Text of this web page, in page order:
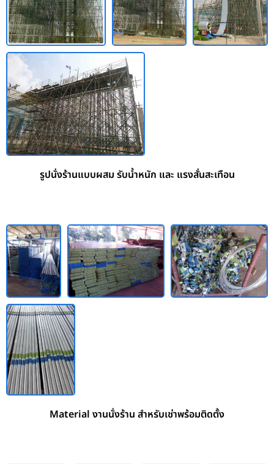
รูปนั่งร้านแบบผสม รับน้ำหนัก และ แรงสั่นสะเทือน
Material งานนั่งร้าน สำหรับเช่าพร้อมติดตั้ง